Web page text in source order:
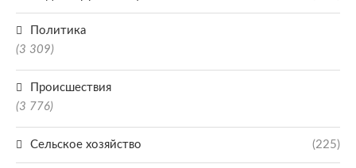
Политика
(3 309)
Происшествия
(3 776)
Сельское хозяйство (225)